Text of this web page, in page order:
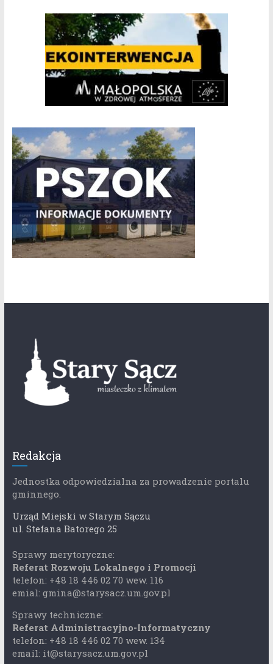
Redakcja
Jednostka odpowiedzialna za prowadzenie portalu
gminnego.
Urząd Miejski w Starym Sączu
ul. Stefana Batorego 25
Sprawy merytoryczne:
Referat Rozwoju Lokalnego i Promocji
telefon: +48 18 446 02 70 wew. 116
emial: gmina@starysacz.um.gov.pl
Sprawy techniczne:
Referat Administracyjno-Informatyczny
telefon: +48 18 446 02 70 wew. 134
email: it@starysacz.um.gov.pl